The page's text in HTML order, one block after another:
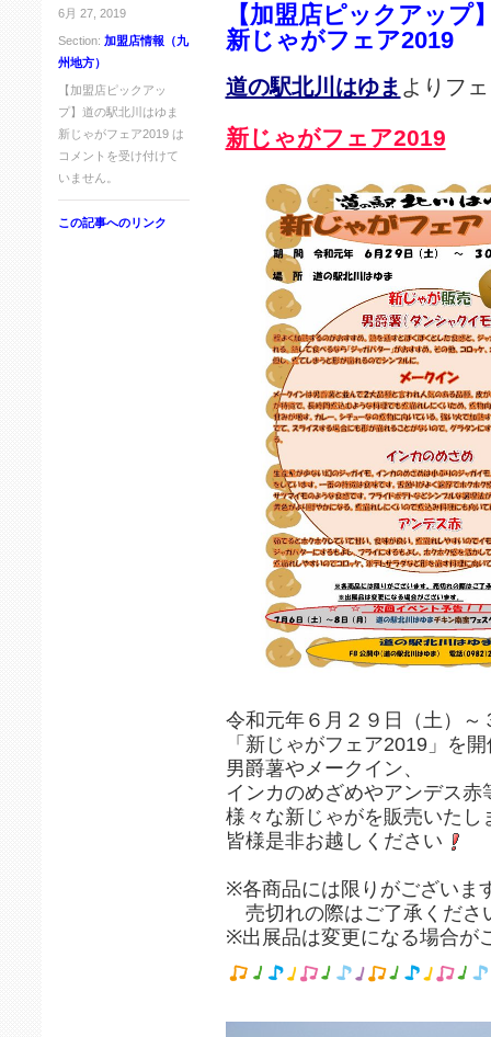
6月 27, 2019
Section: 加盟店情報（九
州地方）
【加盟店ピックアッ
プ】道の駅北川はゆま
新じゃがフェア2019 は
コメントを受け付けて
いません。
この記事へのリンク
【加盟店ピックアップ
新じゃがフェア2019
道の駅北川はゆま よりフ
新じゃがフェア2019
令和元年６月２９日（土）～
「新じゃがフェア2019」を
男爵薯やメークイン、
インカのめざめやアンデス赤
様々な新じゃがを販売いたし
皆様是非お越しください
※各商品には限りがございま
売切れの際はご了承くださ
※出展品は変更になる場合が